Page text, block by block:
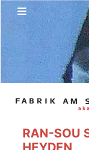
RAN-SOU